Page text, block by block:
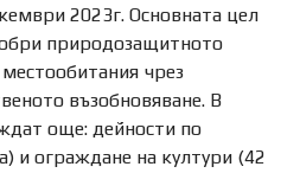
2023г. Основната цел
природозащитното
чрез
възобновяване. В
още: дейности по
и ограждане на култури (42